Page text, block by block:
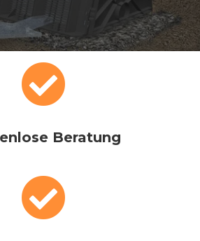

Beratung
